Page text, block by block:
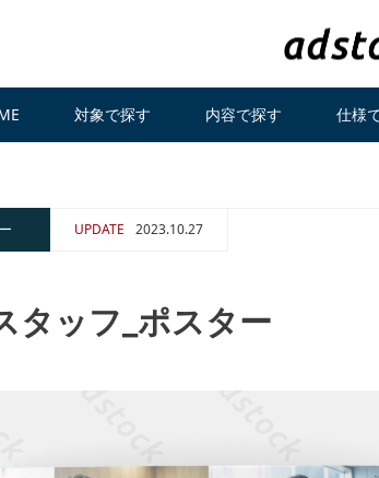
対象で探す 内容で探す 仕様
UPDATE 2023.10.27
タッフ_ポスター